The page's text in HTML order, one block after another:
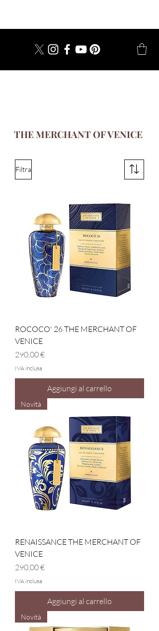
THE MERCHANT OF VENICE
Filtra
ROCOCO' 26 THE MERCHANT OF
VENICE
Prezzo
290,00 €
IVA inclusa
Aggiungi al carrello
Novità
RENAISSANCE THE MERCHANT OF
VENICE
Prezzo
290,00 €
IVA inclusa
Aggiungi al carrello
Novità